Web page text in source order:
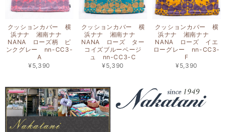
クッションカバー 横
浜ナナ 湘南ナナ
NANA ローズ柄 ピ
ンクグレー nn-CC3-
A
¥5,390
クッションカバー 横
浜ナナ 湘南ナナ
NANA ローズ ター
コイズブルーベージ
ュ nn-CC3-C
¥5,390
クッションカバー 横
浜ナナ 湘南ナナ
NANA ローズ イエ
ローグレー nn-CC3-
F
¥5,390